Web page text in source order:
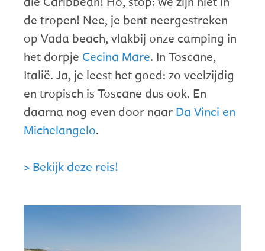
de tropen! Nee, je bent neergestreken
op Vada beach, vlakbij onze camping in
het dorpje Cecina Mare. In Toscane,
Italië. Ja, je leest het goed: zo veelzijdig
en tropisch is Toscane dus ook. En
daarna nog even door naar Da Vinci en
Michelangelo.
> Bekijk deze reis!